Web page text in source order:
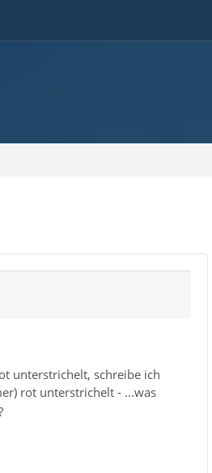
unterstrichelt, schreibe ich
rot unterstrichelt - ...was